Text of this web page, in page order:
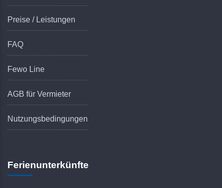
Preise / Leistungen
FAQ
Fewo Line
AGB für Vermieter
Nutzungsbedingungen
Ferienunterkünfte